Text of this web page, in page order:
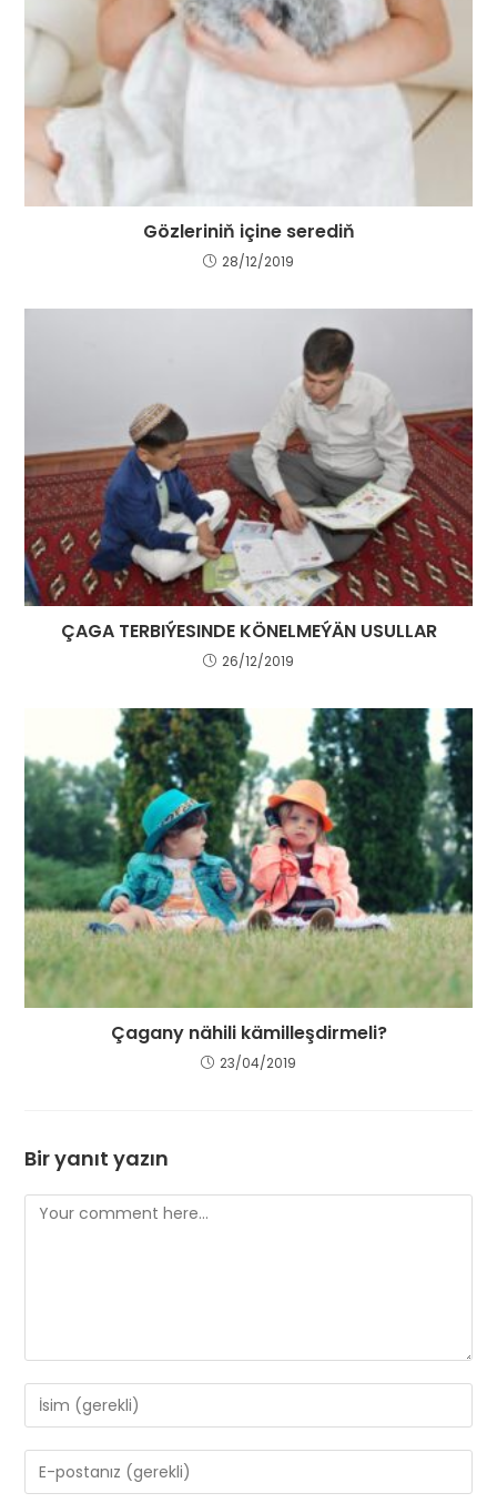
Gözleriniň içine serediň
28/12/2019
ÇAGA TERBIÝESINDE KÖNELMEÝÄN USULLAR
26/12/2019
Çagany nähili kämilleşdirmeli?
23/04/2019
Bir yanıt yazın
Comment
Enter
your
name
or
Enter
your